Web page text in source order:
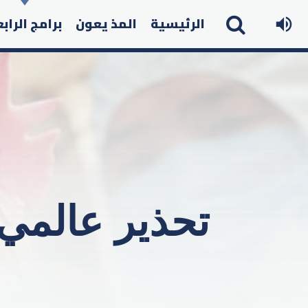
الرئيسية المذ يعون برامج
تحذير